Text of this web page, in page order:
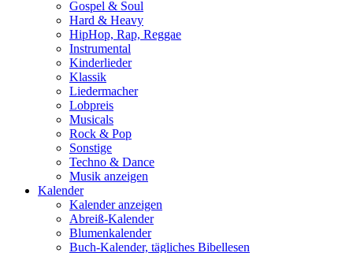
Gospel & Soul
Hard & Heavy
HipHop, Rap, Reggae
Instrumental
Kinderlieder
Klassik
Liedermacher
Lobpreis
Musicals
Rock & Pop
Sonstige
Techno & Dance
Musik anzeigen
Kalender
Kalender anzeigen
Abreiß-Kalender
Blumenkalender
Buch-Kalender, tägliches Bibellesen